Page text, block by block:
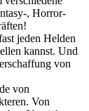
, Horror-
jeden Helden
kannst. Und
von
von
Von